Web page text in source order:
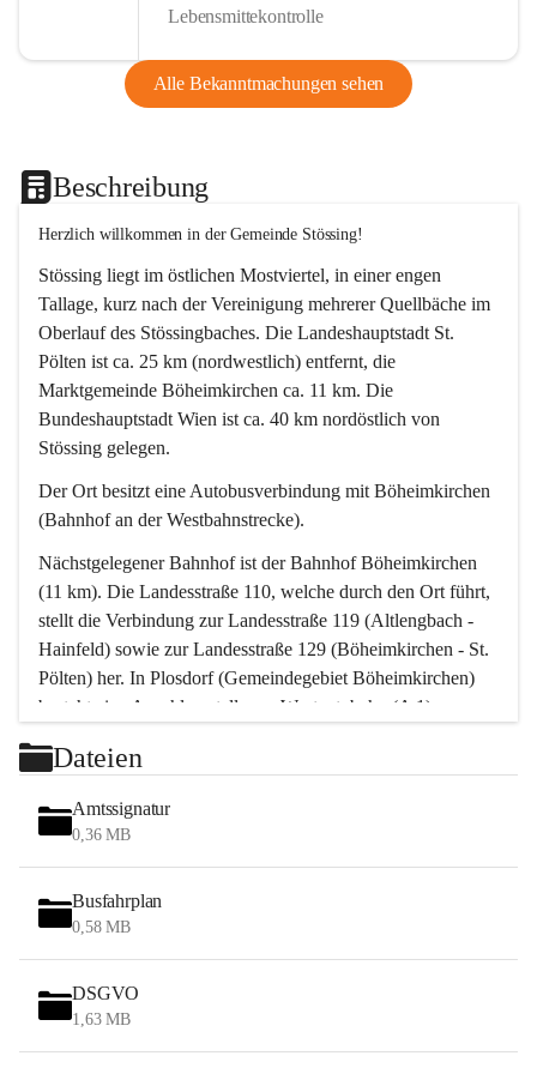
Lebensmittekontrolle
Alle Bekanntmachungen sehen
Beschreibung
Herzlich willkommen in der Gemeinde Stössing!
Stössing liegt im östlichen Mostviertel, in einer engen
Tallage, kurz nach der Vereinigung mehrerer Quellbäche im
Oberlauf des Stössingbaches. Die Landeshauptstadt St.
Pölten ist ca. 25 km (nordwestlich) entfernt, die
Marktgemeinde Böheimkirchen ca. 11 km. Die
Bundeshauptstadt Wien ist ca. 40 km nordöstlich von
Stössing gelegen.
Der Ort besitzt eine Autobusverbindung mit Böheimkirchen
(Bahnhof an der Westbahnstrecke).
Nächstgelegener Bahnhof ist der Bahnhof Böheimkirchen
(11 km). Die Landesstraße 110, welche durch den Ort führt,
stellt die Verbindung zur Landesstraße 119 (Altlengbach -
Hainfeld) sowie zur Landesstraße 129 (Böheimkirchen - St.
Pölten) her. In Plosdorf (Gemeindegebiet Böheimkirchen)
besteht eine Anschlussstelle zur Westautobahn (A 1).
Wien erreicht man in ca. 45 Minuten.
Stössing zählt noch zum Naherholungsraum Wien sowie
zum Naherholungsraum St. Pölten. Viele Bauernhöfe hatten
„ihre Wiener“. Seit 1960 bauten viele Wiener
Wochenendhäuser im Gemeindegebiet. Wegen des
waldreichen Jagdgebietes haben viele Jagdpächter ihre
Das Wandern ist aus touristischer Sicht die bedeutendste
Tätigkeit. Das hügelige Gebiet mit Wanderwegen durch
Wiesen, Wälder und Obstkulturen lädt dazu ein. Gefördert
Dateien
Amtssignatur
0,36 MB
Busfahrplan
0,58 MB
DSGVO
1,63 MB